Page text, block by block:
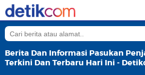
Berita Dan Informasi Pasukan
Terkini Dan Terbaru Hari Ini -